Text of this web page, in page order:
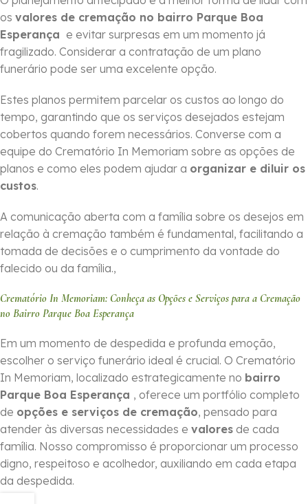
os valores de cremação no bairro Parque Boa
Esperança e evitar surpresas em um momento já
fragilizado. Considerar a contratação de um plano
funerário pode ser uma excelente opção.
Estes planos permitem parcelar os custos ao longo do
tempo, garantindo que os serviços desejados estejam
cobertos quando forem necessários. Converse com a
equipe do Crematório In Memoriam sobre as opções de
planos e como eles podem ajudar a organizar e diluir os
custos.
A comunicação aberta com a família sobre os desejos em
relação à cremação também é fundamental, facilitando a
tomada de decisões e o cumprimento da vontade do
falecido ou da família.,
Crematório In Memoriam: Conheça as Opções e Serviços para a Cremação
no Bairro Parque Boa Esperança
Em um momento de despedida e profunda emoção,
escolher o serviço funerário ideal é crucial. O Crematório
In Memoriam, localizado estrategicamente no bairro
Parque Boa Esperança , oferece um portfólio completo
de opções e serviços de cremação, pensado para
atender às diversas necessidades e valores de cada
família. Nosso compromisso é proporcionar um processo
digno, respeitoso e acolhedor, auxiliando em cada etapa
da despedida.